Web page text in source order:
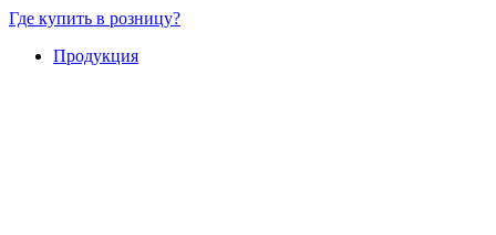
Где купить в розницу?
Продукция